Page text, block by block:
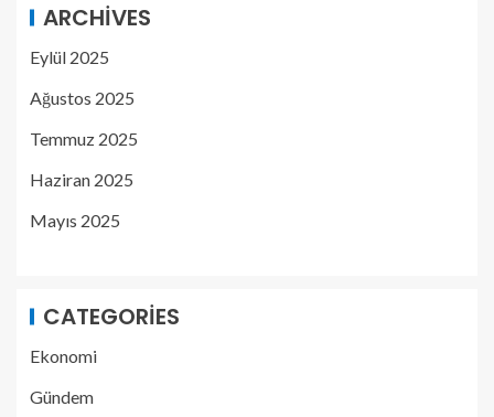
ARCHIVES
Eylül 2025
Ağustos 2025
Temmuz 2025
Haziran 2025
Mayıs 2025
CATEGORIES
Ekonomi
Gündem